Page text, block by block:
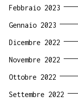
Febbraio 2023
Gennaio 2023
Dicembre 2022
Novembre 2022
Ottobre 2022
Settembre 2022